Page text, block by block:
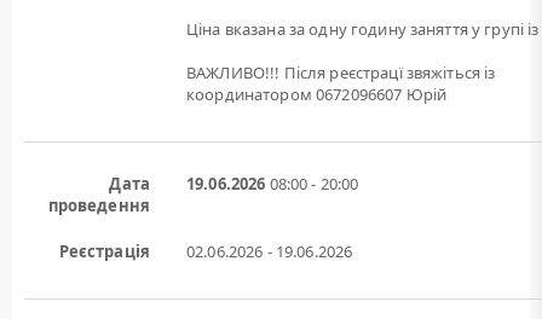
Ціна вказана за одну годину заняття у групі із
ВАЖЛИВО!!! Після реєстрацї звяжіться із
координатором 0672096607 Юрій
Дата
проведення
19.06.2026 08:00 - 20:00
Реєстрація 02.06.2026 - 19.06.2026